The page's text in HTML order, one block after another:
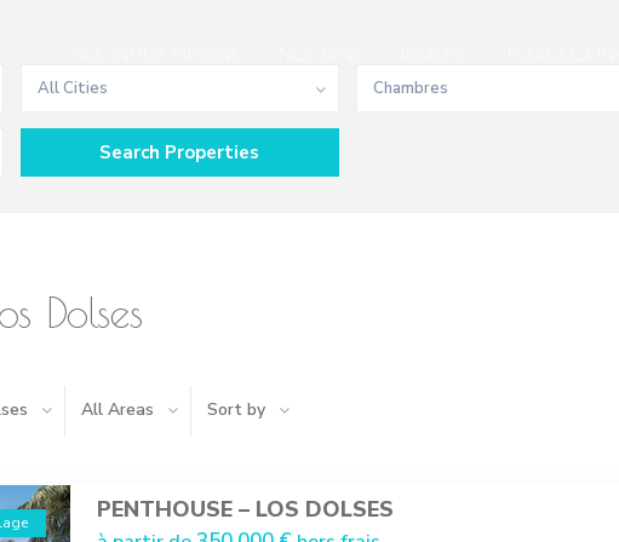
All Cities Chambres
Dolses
All Areas Sort by
PENTHOUSE – LOS DOLSES